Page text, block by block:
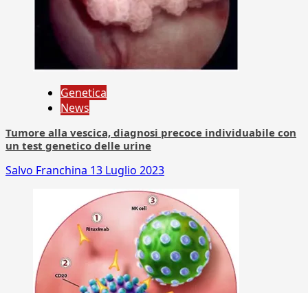
Genetica
News
Tumore alla vescica, diagnosi precoce individuabile con
un test genetico delle urine
Salvo Franchina 13 Luglio 2023